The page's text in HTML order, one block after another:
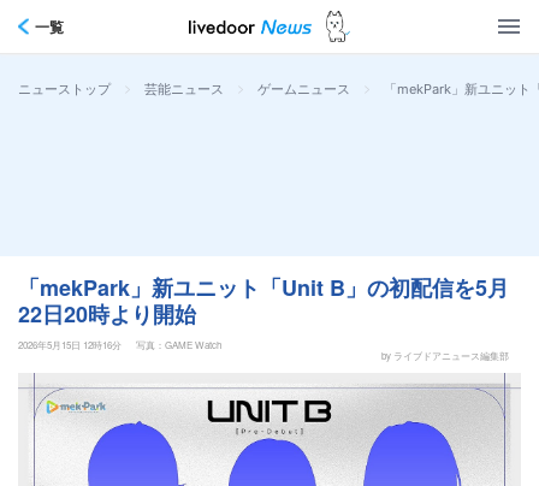
一覧
ニューストップ > 芸能ニュース > ゲームニュース > 「mekPark」新ユニッ
「mekPark」新ユニット「Unit B」の初配信を5月
22日20時より開始
2026年5月15日 12時16分
写真：GAME Watch
by ライブドアニュース編集部